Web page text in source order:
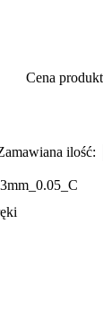
Cena
ilość: